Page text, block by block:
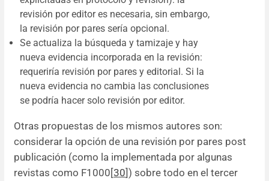
revisión por editor es necesaria, sin embargo,
la revisión por pares sería opcional.
Se actualiza la búsqueda y tamizaje y hay
nueva evidencia incorporada en la revisión:
requeriría revisión por pares y editorial. Si la
nueva evidencia no cambia las conclusiones
se podría hacer solo revisión por editor.
Otras propuestas de los mismos autores son:
considerar la opción de una revisión por pares post
publicación (como la implementada por algunas
revistas como F1000[30]) sobre todo en el tercer